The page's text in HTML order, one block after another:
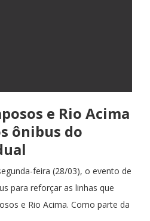
e Rio Acima
ônibus do
feira (28/03), o evento de
para reforçar as linhas que
e Rio Acima. Como parte da